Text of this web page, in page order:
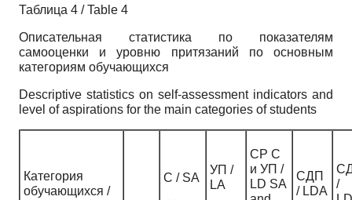
Таблица 4 / Table 4
Описательная статистика по показателям
самооценки и уровню притязаний по основным
категориям обучающихся
Descriptive statistics on self-assessment indicators and
level of aspirations for the main categories of students
Категория
обучающихся /
С / SA
УП /
LA
СР С
и УП /
LD SA
СДП
/ LDA
/